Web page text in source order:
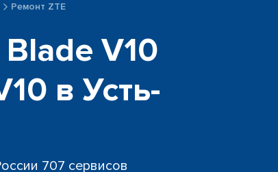
Ремонт ZTE
V10
в Усть-
707 сервисов